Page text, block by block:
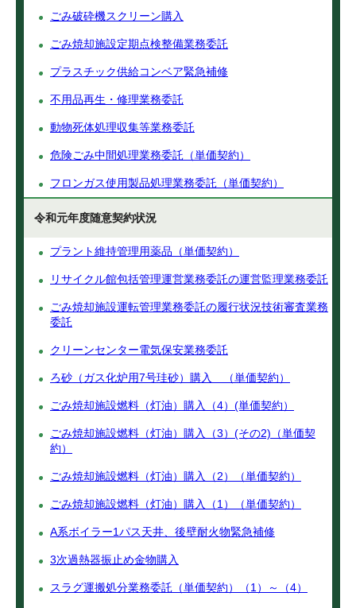
ごみ破砕機スクリーン購入
ごみ焼却施設定期点検整備業務委託
プラスチック供給コンベア緊急補修
不用品再生・修理業務委託
動物死体処理収集等業務委託
危険ごみ中間処理業務委託（単価契約）
フロンガス使用製品処理業務委託（単価契約）
令和元年度随意契約状況
プラント維持管理用薬品（単価契約）
リサイクル館包括管理運営業務委託の運営監理業務委託
ごみ焼却施設運転管理業務委託の履行状況技術審査業務
委託
クリーンセンター電気保安業務委託
ろ砂（ガス化炉用7号珪砂）購入 （単価契約）
ごみ焼却施設燃料（灯油）購入（4）(単価契約）
ごみ焼却施設燃料（灯油）購入（3）(その2)（単価契
約）
ごみ焼却施設燃料（灯油）購入（2）（単価契約）
ごみ焼却施設燃料（灯油）購入（1）（単価契約）
A系ボイラー1パス天井、後壁耐火物緊急補修
3次過熱器振止め金物購入
スラグ運搬処分業務委託（単価契約）（1）～（4）